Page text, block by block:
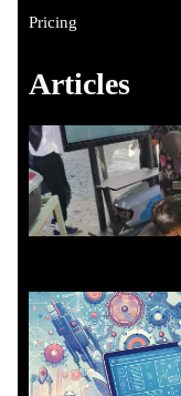
Pricing
Articles